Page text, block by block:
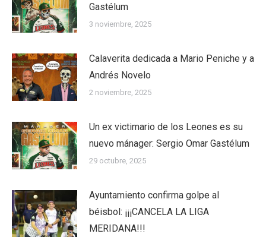
Gastélum
3 noviembre, 2025
Calaverita dedicada a Mario Peniche y a
Andrés Novelo
2 noviembre, 2025
Un ex victimario de los Leones es su
nuevo mánager: Sergio Omar Gastélum
29 octubre, 2025
Ayuntamiento confirma golpe al
béisbol: ¡¡¡CANCELA LA LIGA
MERIDANA!!!